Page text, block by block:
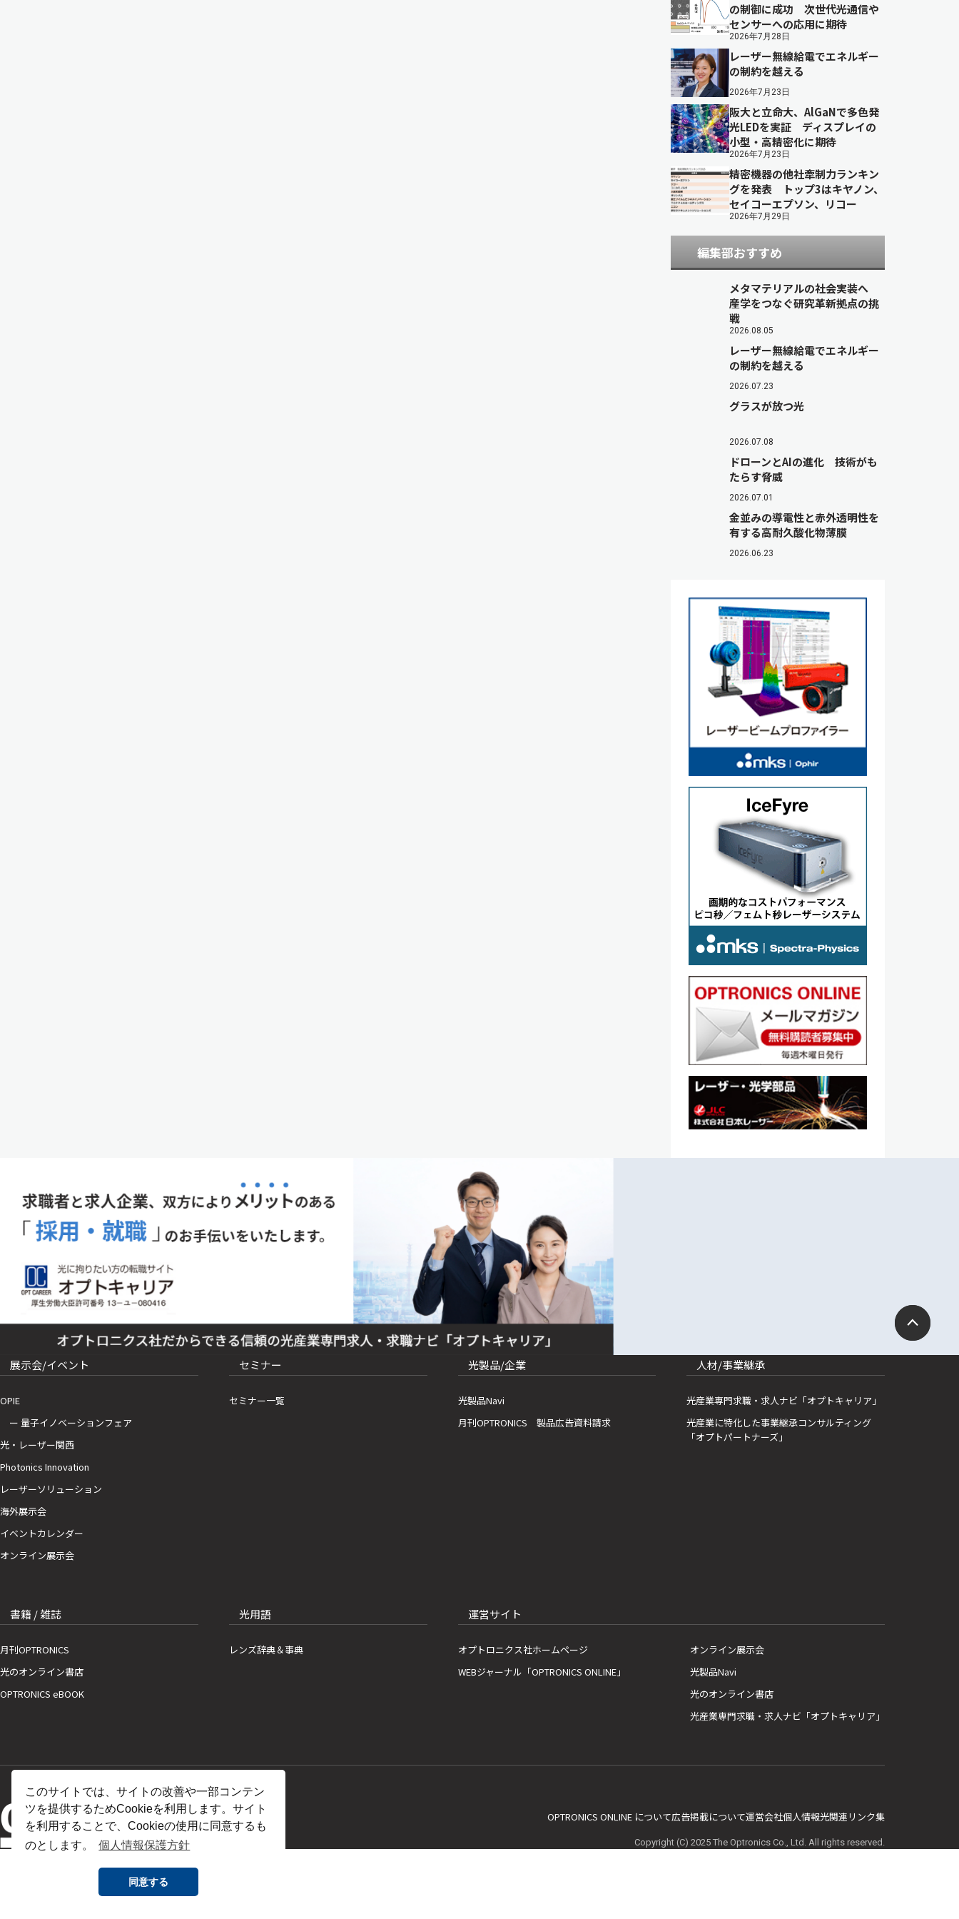
このサイトでは、サイトの改善や一部コンテン
ツを提供するためCookieを利用します。サイト
を利用することで、Cookieの使用に同意するも
のとします。
個人情報保護方針
同意する
の制御に成功 次世代光通信や
センサーへの応用に期待
2026年7月28日
レーザー無線給電でエネルギー
の制約を越える
2026年7月23日
阪大と立命大、AlGaNで多色発
光LEDを実証 ディスプレイの
小型・高精密化に期待
2026年7月23日
精密機器の他社牽制力ランキン
グを発表 トップ3はキヤノン、
セイコーエプソン、リコー
2026年7月29日
編集部おすすめ
メタマテリアルの社会実装へ
産学をつなぐ研究革新拠点の挑
戦
2026.08.05
レーザー無線給電でエネルギー
の制約を越える
2026.07.23
グラスが放つ光
2026.07.08
ドローンとAIの進化 技術がも
たらす脅威
2026.07.01
金並みの導電性と赤外透明性を
有する高耐久酸化物薄膜
2026.06.23
展示会/イベント
OPIE
ー 量子イノベーションフェア
光・レーザー関西
Photonics Innovation
レーザーソリューション
海外展示会
イベントカレンダー
オンライン展示会
セミナー
セミナー一覧
光製品/企業
光製品Navi
月刊OPTRONICS 製品広告資料請求
人材/事業継承
光産業専門求職・求人ナビ「オプトキャリア」
光産業に特化した事業継承コンサルティング
「オプトパートナーズ」
書籍 / 雑誌
月刊OPTRONICS
光のオンライン書店
OPTRONICS eBOOK
光用語
レンズ辞典＆事典
運営サイト
オプトロニクス社ホームページ
WEBジャーナル「OPTRONICS ONLINE」
オンライン展示会
光製品Navi
光のオンライン書店
光産業専門求職・求人ナビ「オプトキャリア」
OPTRONICS ONLINE について広告掲載について運営会社個人情報光関連リンク集
Copyright (C) 2025 The Optronics Co., Ltd. All rights reserved.